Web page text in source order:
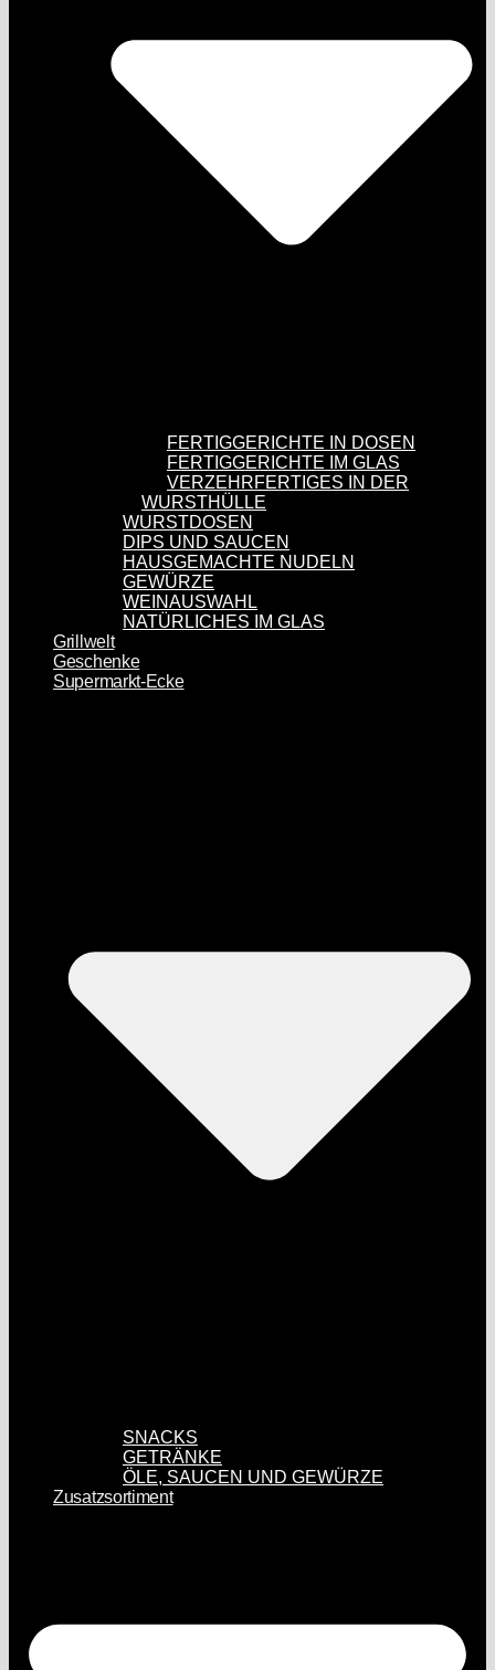
FERTIGGERICHTE IN DOSEN
FERTIGGERICHTE IM GLAS
VERZEHRFERTIGES IN DER
WURSTHÜLLE
WURSTDOSEN
DIPS UND SAUCEN
HAUSGEMACHTE NUDELN
GEWÜRZE
WEINAUSWAHL
NATÜRLICHES IM GLAS
Grillwelt
Geschenke
Supermarkt-Ecke
SNACKS
GETRÄNKE
ÖLE, SAUCEN UND GEWÜRZE
Zusatzsortiment